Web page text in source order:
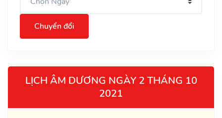
Chuyển đổi
LỊCH ÂM DƯƠNG NGÀY 2 THÁNG 10
2021